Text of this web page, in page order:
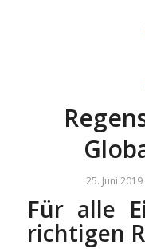
25. Juni 2019
Für alle
richtigen